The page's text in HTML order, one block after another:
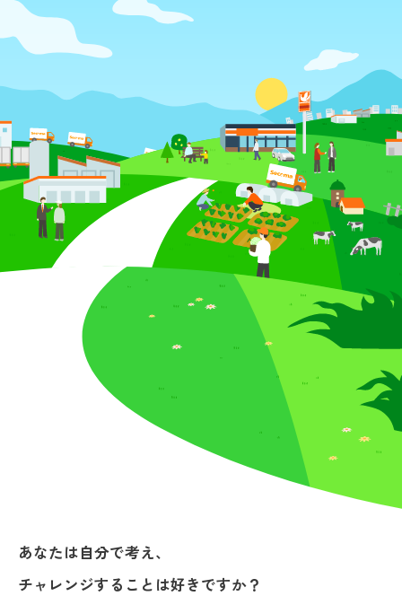
あなたは自分で考え、
チャレンジすることは好きですか？